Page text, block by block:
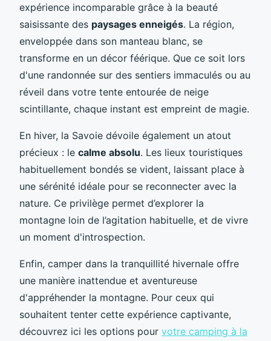
expérience incomparable grâce à la beauté
saisissante des paysages enneigés. La région,
enveloppée dans son manteau blanc, se
transforme en un décor féérique. Que ce soit lors
d'une randonnée sur des sentiers immaculés ou au
réveil dans votre tente entourée de neige
scintillante, chaque instant est empreint de magie.
En hiver, la Savoie dévoile également un atout
précieux : le calme absolu. Les lieux touristiques
habituellement bondés se vident, laissant place à
une sérénité idéale pour se reconnecter avec la
nature. Ce privilège permet d’explorer la
montagne loin de l’agitation habituelle, et de vivre
un moment d'introspection.
Enfin, camper dans la tranquillité hivernale offre
une manière inattendue et aventureuse
d'appréhender la montagne. Pour ceux qui
souhaitent tenter cette expérience captivante,
découvrez ici les options pour votre camping à la